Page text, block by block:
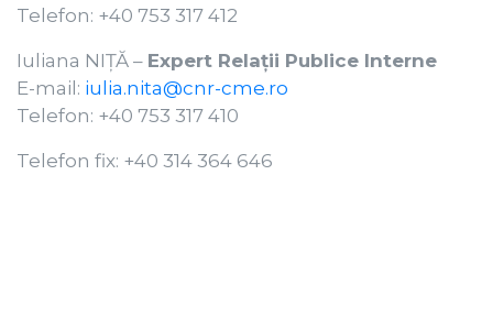
Telefon: +40 753 317 412
Iuliana NIȚĂ – Expert Relații Publice Interne
E-mail: iulia.nita@cnr-cme.ro
Telefon: +40 753 317 410
Telefon fix: +40 314 364 646